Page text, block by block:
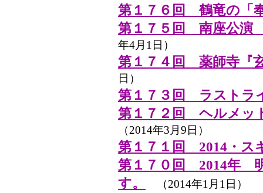
第１７６回 鶴竜の「
第１７５回 南座公演
年4月1日）
第１７４回 薬師寺『
日）
第１７３回 ラストラ
第１７２回 ヘルメッ
（2014年3月9日）
第１７１回 2014・ス
第１７０回 2014年
す。
（2014年1月1日）